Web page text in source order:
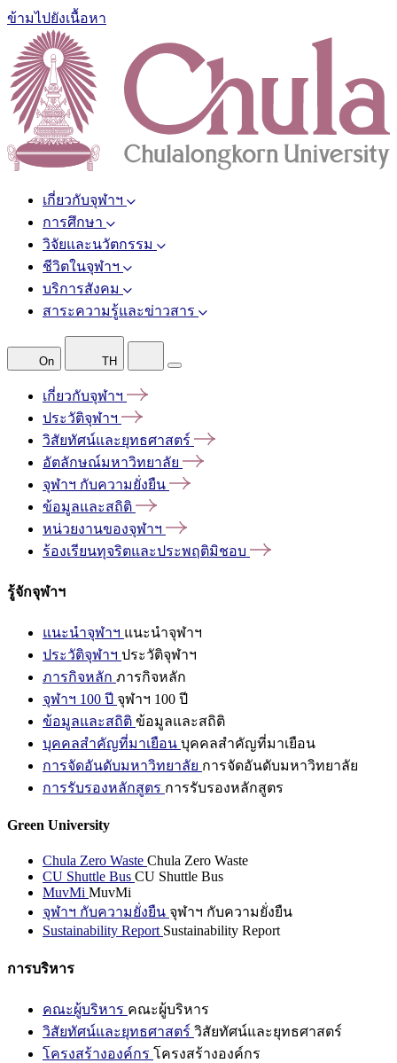
ข้ามไปยังเนื้อหา
เกี่ยวกับจุฬาฯ
การศึกษา
วิจัยและนวัตกรรม
ชีวิตในจุฬาฯ
บริการสังคม
สาระความรู้และข่าวสาร
On TH
เกี่ยวกับจุฬาฯ
ประวัติจุฬาฯ
วิสัยทัศน์และยุทธศาสตร์
อัตลักษณ์มหาวิทยาลัย
จุฬาฯ กับความยั่งยืน
ข้อมูลและสถิติ
หน่วยงานของจุฬาฯ
ร้องเรียนทุจริตและประพฤติมิชอบ
รู้จักจุฬาฯ
แนะนำจุฬาฯ แนะนำจุฬาฯ
ประวัติจุฬาฯ ประวัติจุฬาฯ
ภารกิจหลัก ภารกิจหลัก
จุฬาฯ 100 ปี จุฬาฯ 100 ปี
ข้อมูลและสถิติ ข้อมูลและสถิติ
บุคคลสำคัญที่มาเยือน บุคคลสำคัญที่มาเยือน
การจัดอันดับมหาวิทยาลัย การจัดอันดับมหาวิทยาลัย
การรับรองหลักสูตร การรับรองหลักสูตร
Green University
Chula Zero Waste Chula Zero Waste
CU Shuttle Bus CU Shuttle Bus
MuvMi MuvMi
จุฬาฯ กับความยั่งยืน จุฬาฯ กับความยั่งยืน
Sustainability Report Sustainability Report
การบริหาร
คณะผู้บริหาร คณะผู้บริหาร
วิสัยทัศน์และยุทธศาสตร์ วิสัยทัศน์และยุทธศาสตร์
โครงสร้างองค์กร โครงสร้างองค์กร